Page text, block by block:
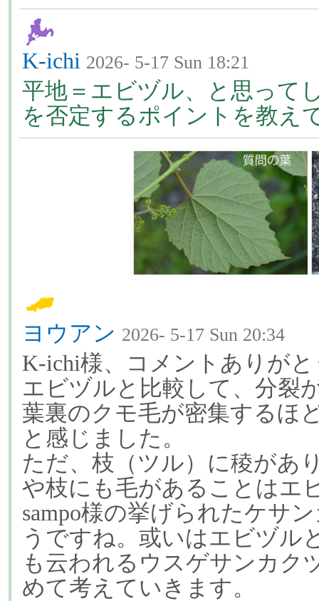
K-ichi 2026- 5-17 Sun 18:21
平地＝エビヅル、と思って
を否定するポイントを教え
ヨウアン 2026- 5-17 Sun 20:34
K-ichi様、コメントありが
エビヅルと比較して、分裂
葉裏のクモ毛が密集するほ
と感じました。
ただ、枝（ツル）に稜があ
や枝にも毛があることはエ
sampo様の挙げられたケサ
うですね。或いはエビヅル
も云われるウスゲサンカク
めて考えていきます。